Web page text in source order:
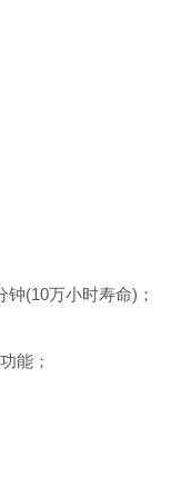
(10万小时寿命)；
能；